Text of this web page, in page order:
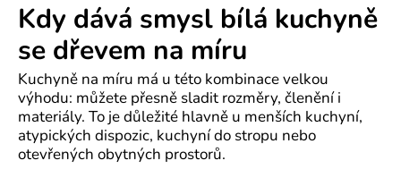
Kdy dává smysl bílá kuchyně
se dřevem na míru
Kuchyně na míru má u této kombinace velkou
výhodu: můžete přesně sladit rozměry, členění i
materiály. To je důležité hlavně u menších kuchyní,
atypických dispozic, kuchyní do stropu nebo
otevřených obytných prostorů.